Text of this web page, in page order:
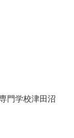
門学校津田沼